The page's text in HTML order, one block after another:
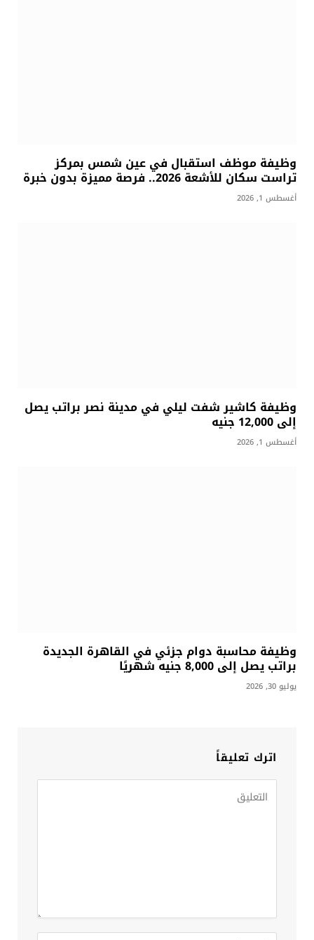
وظيفة موظف استقبال في عين شمس بمركز
تراست سكان للأشعة 2026.. فرصة مميزة بدون خبرة
أغسطس 1, 2026
وظيفة كاشير شفت ليلي في مدينة نصر براتب يصل
إلى 12,000 جنيه
أغسطس 1, 2026
وظيفة محاسبة دوام جزئي في القاهرة الجديدة
براتب يصل إلى 8,000 جنيه شهريًا
يوليو 30, 2026
اترك تعليقاً